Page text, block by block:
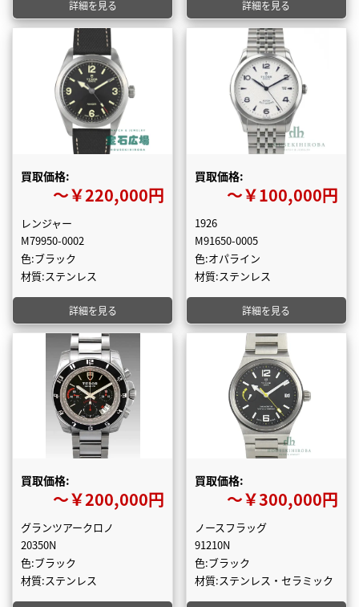
詳細を見る 詳細を見る
買取価格:
〜￥220,000円
レンジャー
M79950-0002
色:ブラック
材質:ステンレス
詳細を見る
買取価格:
〜￥100,000円
1926
M91650-0005
色:オパライン
材質:ステンレス
詳細を見る
買取価格:
〜￥200,000円
グランツアークロノ
20350N
色:ブラック
材質:ステンレス
買取価格:
〜￥300,000円
ノースフラッグ
91210N
色:ブラック
材質:ステンレス・セラミック